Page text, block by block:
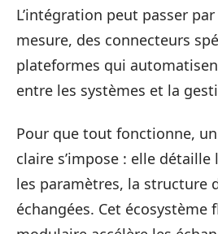
L’intégration peut passer
mesure, des connecteurs
plateformes qui
entre les systèmes et la
Pour que tout fonctionne,
claire s’impose : elle détaille
les paramètres, la structure
échangées. Cet écosystème